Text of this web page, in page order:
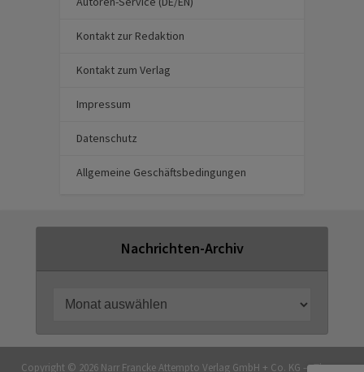
Kontakt zur Redaktion
Kontakt zum Verlag
Impressum
Datenschutz
Allgemeine Geschäftsbedingungen
Nachrichten-Archiv
Copyright © 2026 Narr Francke Attempto Verlag GmbH + Co. KG — Theme